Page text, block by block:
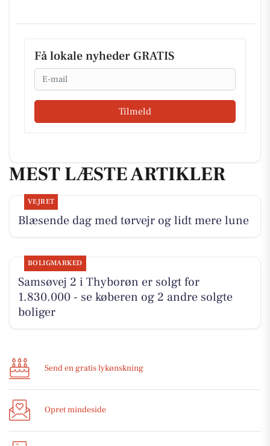
Få lokale nyheder GRATIS
Email
Tilmeld
MEST LÆSTE ARTIKLER
VEJRET
Blæsende dag med tørvejr og lidt mere lune
BOLIGMARKED
Samsøvej 2 i Thyborøn er solgt for
1.830.000 - se køberen og 2 andre solgte
boliger
Send en gratis lykønskning
Opret mindeside